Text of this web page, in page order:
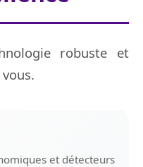
robuste et
et détecteurs